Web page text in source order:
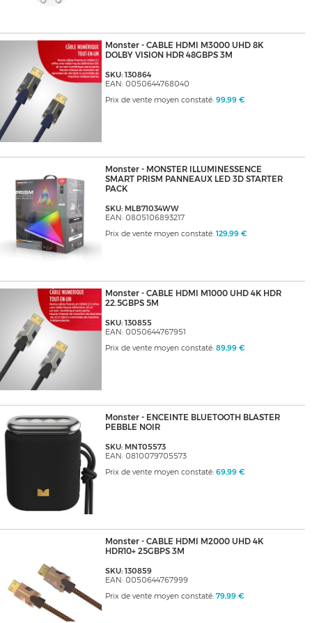
Monster - CABLE HDMI M3000 UHD 8K
DOLBY VISION HDR 48GBPS 3M
SKU: 130864
EAN: 0050644768040
Prix de vente moyen constaté: 99,99 €
Monster - MONSTER ILLUMINESSENCE
SMART PRISM PANNEAUX LED 3D STARTER
PACK
SKU: MLB71034WW
EAN: 0805106893217
Prix de vente moyen constaté: 129,99 €
Monster - CABLE HDMI M1000 UHD 4K HDR
22.5GBPS 5M
SKU: 130855
EAN: 0050644767951
Prix de vente moyen constaté: 89,99 €
Monster - ENCEINTE BLUETOOTH BLASTER
PEBBLE NOIR
SKU: MNT05573
EAN: 0810079705573
Prix de vente moyen constaté: 69,99 €
Monster - CABLE HDMI M2000 UHD 4K
HDR10+ 25GBPS 3M
SKU: 130859
EAN: 0050644767999
Prix de vente moyen constaté: 79,99 €